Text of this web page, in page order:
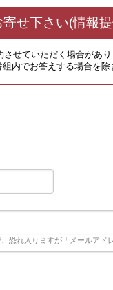
せ下さい(情報
せていただく場合があり
内でお答えする場合を
恐れ入りますが「メールアド